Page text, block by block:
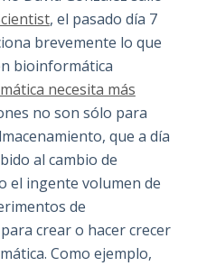
, el pasado día 7
brevemente lo que
bioinformática
necesita más
no son sólo para
que a día
al cambio de
el ingente volumen de
de
crear o hacer crecer
Como ejemplo,